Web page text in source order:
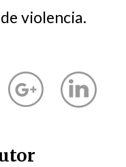
violencia.